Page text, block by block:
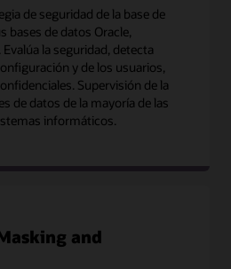
de seguridad de la base de
bases de datos Oracle,
la seguridad, detecta
y de los usuarios,
Supervisión de la
de datos de la mayoría de las
informáticos.
and